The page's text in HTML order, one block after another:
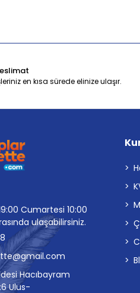
en kısa sürede elinize ulaşır.
Cumartesi 10:00
ulaşabilirsiniz.
Hacıbayram
Ulus-